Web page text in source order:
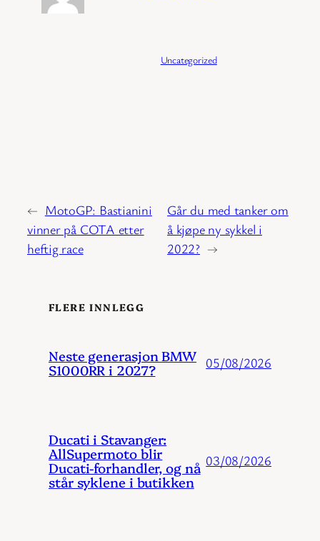
Uncategorized
← MotoGP: Bastianini
vinner på COTA etter
heftig race
Går du med tanker om
å kjøpe ny sykkel i
2022? →
FLERE INNLEGG
Neste generasjon BMW
S1000RR i 2027? 05/08/2026
Ducati i Stavanger:
AllSupermoto blir
Ducati-forhandler, og nå
står syklene i butikken
03/08/2026